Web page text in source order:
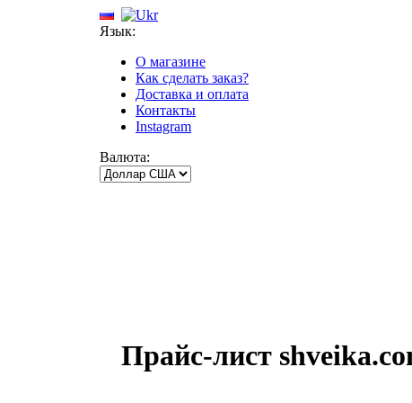
Язык:
О магазине
Как сделать заказ?
Доставка и оплата
Контакты
Instagram
Валюта:
Прайс-лист